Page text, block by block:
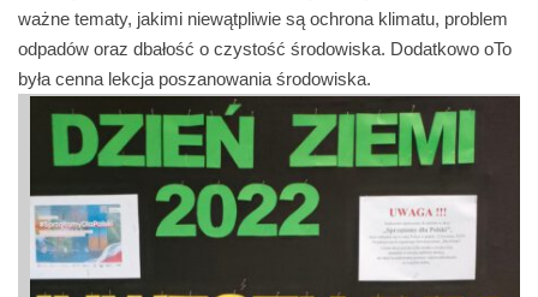
ważne tematy, jakimi niewątpliwie są ochrona klimatu, problem
odpadów oraz dbałość o czystość środowiska. Dodatkowo oTo
była cenna lekcja poszanowania środowiska.